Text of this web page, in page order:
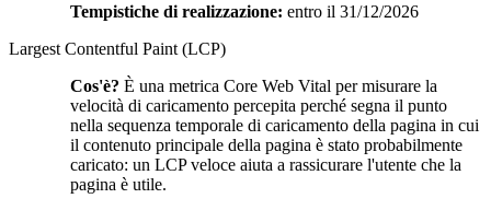
Tempistiche di realizzazione: entro il 31/12/2026
Largest Contentful Paint (LCP)
Cos'è? È una metrica Core Web Vital per misurare la
velocità di caricamento percepita perché segna il punto
nella sequenza temporale di caricamento della pagina in cui
il contenuto principale della pagina è stato probabilmente
caricato: un LCP veloce aiuta a rassicurare l'utente che la
pagina è utile.